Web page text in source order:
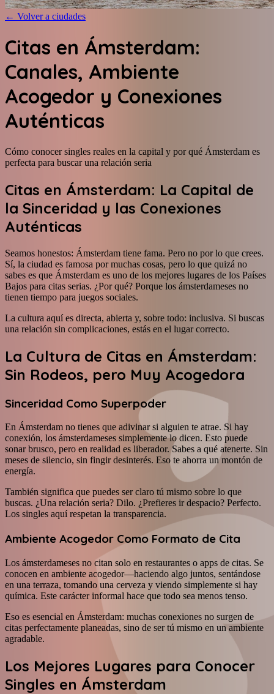
← Volver a ciudades
Citas en Ámsterdam:
Canales, Ambiente
Acogedor y Conexiones
Auténticas
Cómo conocer singles reales en la capital y por qué Ámsterdam es
perfecta para buscar una relación seria
Citas en Ámsterdam: La Capital de
la Sinceridad y las Conexiones
Auténticas
Seamos honestos: Ámsterdam tiene fama. Pero no por lo que crees.
Sí, la ciudad es famosa por muchas cosas, pero lo que quizá no
sabes es que Ámsterdam es uno de los mejores lugares de los Países
Bajos para citas serias. ¿Por qué? Porque los ámsterdameses no
tienen tiempo para juegos sociales.
La cultura aquí es directa, abierta y, sobre todo: inclusiva. Si buscas
una relación sin complicaciones, estás en el lugar correcto.
La Cultura de Citas en Ámsterdam:
Sin Rodeos, pero Muy Acogedora
Sinceridad Como Superpoder
En Ámsterdam no tienes que adivinar si alguien te atrae. Si hay
conexión, los ámsterdameses simplemente lo dicen. Esto puede
sonar brusco, pero en realidad es liberador. Sabes a qué atenerte. Sin
meses de silencio, sin fingir desinterés. Eso te ahorra un montón de
energía.
También significa que puedes ser claro tú mismo sobre lo que
buscas. ¿Una relación seria? Dilo. ¿Prefieres ir despacio? Perfecto.
Los singles aquí respetan la transparencia.
Ambiente Acogedor Como Formato de Cita
Los ámsterdameses no citan solo en restaurantes o apps de citas. Se
conocen en ambiente acogedor—haciendo algo juntos, sentándose
en una terraza, tomando una cerveza y viendo simplemente si hay
química. Este carácter informal hace que todo sea menos tenso.
Eso es esencial en Ámsterdam: muchas conexiones no surgen de
citas perfectamente planeadas, sino de ser tú mismo en un ambiente
agradable.
Los Mejores Lugares para Conocer
Singles en Ámsterdam